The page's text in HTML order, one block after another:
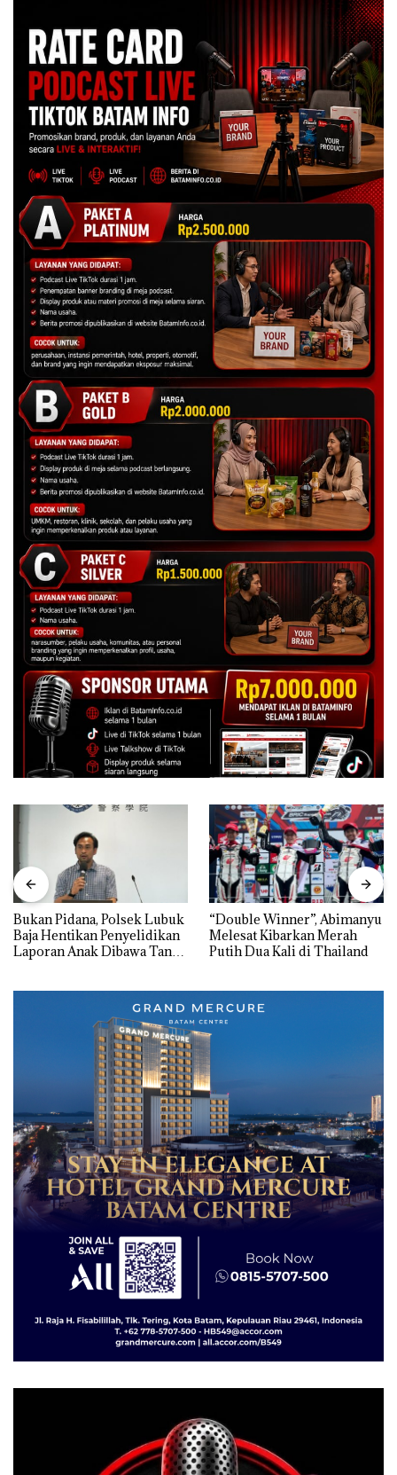
Bukan Pidana, Polsek Lubuk
Baja Hentikan Penyelidikan
Laporan Anak Dibawa Tanpa
“Double Winner”, Abimanyu
Melesat Kibarkan Merah
Putih Dua Kali di Thailand